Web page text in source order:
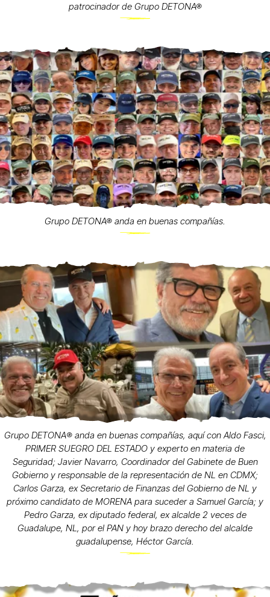
patrocinador de Grupo DETONA®
Grupo DETONA® anda en buenas compañías.
Grupo DETONA®️ anda en buenas compañías, aquí con Aldo Fasci,
PRIMER SUEGRO DEL ESTADO y experto en materia de
Seguridad; Javier Navarro, Coordinador del Gabinete de Buen
Gobierno y responsable de la representación de NL en CDMX;
Carlos Garza, ex Secretario de Finanzas del Gobierno de NL y
próximo candidato de MORENA para suceder a Samuel García; y
Pedro Garza, ex diputado federal, ex alcalde 2 veces de
Guadalupe, NL, por el PAN y hoy brazo derecho del alcalde
guadalupense, Héctor García.